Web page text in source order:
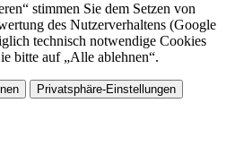
stimmen Sie dem Setzen von
des Nutzerverhaltens (Google
technisch notwendige Cookies
bitte auf „Alle ablehnen“.
Privatsphäre-Einstellungen